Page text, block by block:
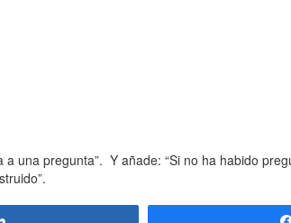
una pregunta”. Y añade: “Si no ha habido